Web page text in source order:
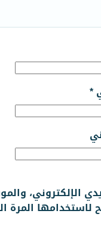
والموقع
المرة